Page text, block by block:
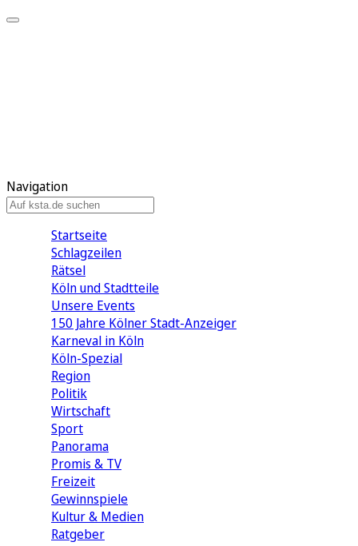
Navigation
Startseite
Schlagzeilen
Rätsel
Köln und Stadtteile
Unsere Events
150 Jahre Kölner Stadt-Anzeiger
Karneval in Köln
Köln-Spezial
Region
Politik
Wirtschaft
Sport
Panorama
Promis & TV
Freizeit
Gewinnspiele
Kultur & Medien
Ratgeber